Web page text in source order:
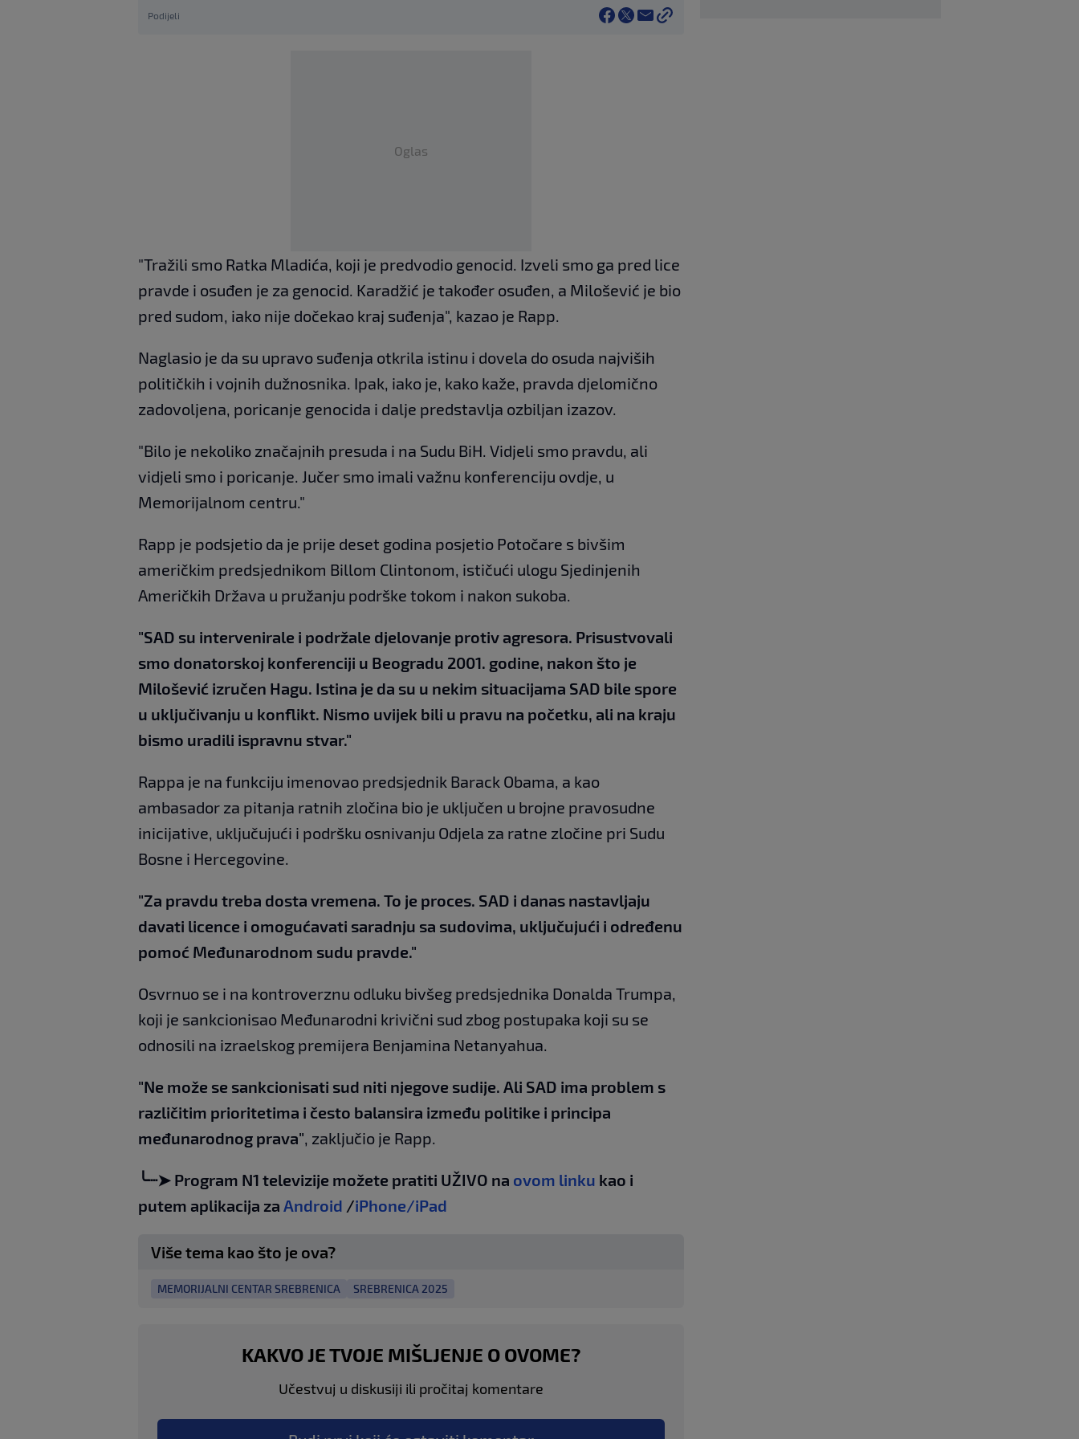
Podijeli
Oglas
"Tražili smo Ratka Mladića, koji je predvodio genocid. Izveli smo ga pred lice
pravde i osuđen je za genocid. Karadžić je također osuđen, a Milošević je bio
pred sudom, iako nije dočekao kraj suđenja", kazao je Rapp.
Naglasio je da su upravo suđenja otkrila istinu i dovela do osuda najviših
političkih i vojnih dužnosnika. Ipak, iako je, kako kaže, pravda djelomično
zadovoljena, poricanje genocida i dalje predstavlja ozbiljan izazov.
"Bilo je nekoliko značajnih presuda i na Sudu BiH. Vidjeli smo pravdu, ali
vidjeli smo i poricanje. Jučer smo imali važnu konferenciju ovdje, u
Memorijalnom centru."
Rapp je podsjetio da je prije deset godina posjetio Potočare s bivšim
američkim predsjednikom Billom Clintonom, ističući ulogu Sjedinjenih
Američkih Država u pružanju podrške tokom i nakon sukoba.
"SAD su intervenirale i podržale djelovanje protiv agresora. Prisustvovali
smo donatorskoj konferenciji u Beogradu 2001. godine, nakon što je
Milošević izručen Hagu. Istina je da su u nekim situacijama SAD bile spore
u uključivanju u konflikt. Nismo uvijek bili u pravu na početku, ali na kraju
bismo uradili ispravnu stvar."
Rappa je na funkciju imenovao predsjednik Barack Obama, a kao
ambasador za pitanja ratnih zločina bio je uključen u brojne pravosudne
inicijative, uključujući i podršku osnivanju Odjela za ratne zločine pri Sudu
Bosne i Hercegovine.
"Za pravdu treba dosta vremena. To je proces. SAD i danas nastavljaju
davati licence i omogućavati saradnju sa sudovima, uključujući i određenu
pomoć Međunarodnom sudu pravde."
Osvrnuo se i na kontroverznu odluku bivšeg predsjednika Donalda Trumpa,
koji je sankcionisao Međunarodni krivični sud zbog postupaka koji su se
odnosili na izraelskog premijera Benjamina Netanyahua.
"Ne može se sankcionisati sud niti njegove sudije. Ali SAD ima problem s
različitim prioritetima i često balansira između politike i principa
međunarodnog prava" , zaključio je Rapp.
╰┈➤ Program N1 televizije možete pratiti UŽIVO na ovom linku kao i
putem aplikacija za Android /iPhone/iPad
Više tema kao što je ova?
MEMORIJALNI CENTAR SREBRENICA SREBRENICA 2025
KAKVO JE TVOJE MIŠLJENJE O OVOME?
Učestvuj u diskusiji ili pročitaj komentare